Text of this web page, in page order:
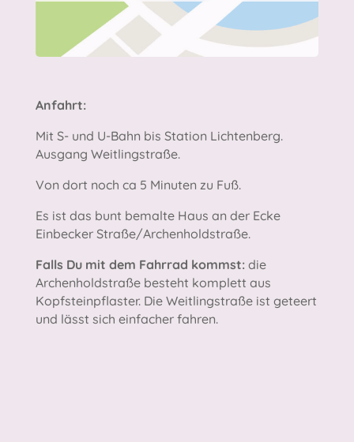
Anfahrt:
Mit S- und U-Bahn bis Station Lichtenberg.
Ausgang Weitlingstraße.
Von dort noch ca 5 Minuten zu Fuß.
Es ist das bunt bemalte Haus an der Ecke
Einbecker Straße/Archenholdstraße.
Falls Du mit dem Fahrrad kommst:die
Archenholdstraße besteht komplett aus
Kopfsteinpflaster. Die Weitlingstraße ist geteert
und lässt sich einfacher fahren.